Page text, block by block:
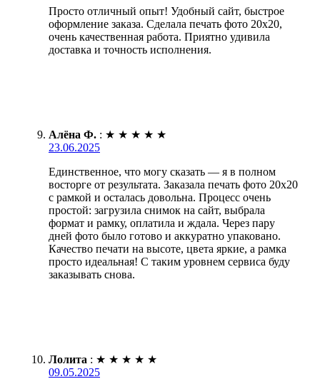
Просто отличный опыт! Удобный сайт, быстрое
оформление заказа. Сделала печать фото 20х20,
очень качественная работа. Приятно удивила
доставка и точность исполнения.
Алёна Ф. : ★ ★ ★ ★ ★
23.06.2025
Единственное, что могу сказать — я в полном
восторге от результата. Заказала печать фото 20х20
с рамкой и осталась довольна. Процесс очень
простой: загрузила снимок на сайт, выбрала
формат и рамку, оплатила и ждала. Через пару
дней фото было готово и аккуратно упаковано.
Качество печати на высоте, цвета яркие, а рамка
просто идеальная! С таким уровнем сервиса буду
заказывать снова.
Лолита : ★ ★ ★ ★ ★
09.05.2025